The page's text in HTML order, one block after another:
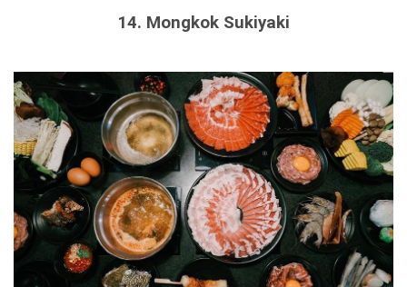
14. Mongkok Sukiyaki